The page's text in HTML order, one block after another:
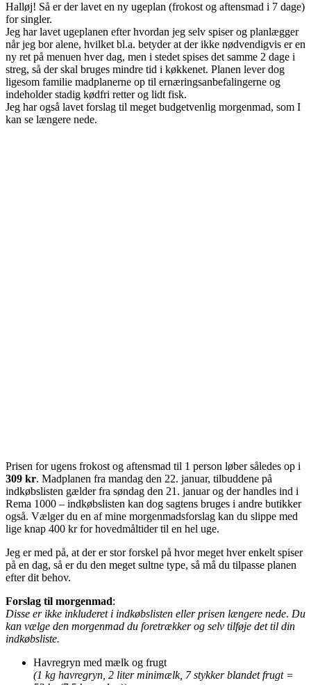
Halløj! Så er der lavet en ny ugeplan (frokost og aftensmad i 7 dage)
for singler.
Jeg har lavet ugeplanen efter hvordan jeg selv spiser og planlægger
når jeg bor alene, hvilket bl.a. betyder at der ikke nødvendigvis er en
ny ret på menuen hver dag, men i stedet spises det samme 2 dage i
streg, så der skal bruges mindre tid i køkkenet. Planen lever dog
ligesom familie madplanerne op til ernæringsanbefalingerne og
indeholder stadig kødfri retter og lidt fisk.
Jeg har også lavet forslag til meget budgetvenlig morgenmad, som I
kan se længere nede.
Prisen for ugens frokost og aftensmad til 1 person løber således op i
309 kr. Madplanen fra mandag den 22. januar, tilbuddene på
indkøbslisten gælder fra søndag den 21. januar og der handles ind i
Rema 1000 – indkøbslisten kan dog sagtens bruges i andre butikker
også. Vælger du en af mine morgenmadsforslag kan du slippe med
lige knap 400 kr for hovedmåltider til en hel uge.
Jeg er med på, at der er stor forskel på hvor meget hver enkelt spiser
på en dag, så er du den meget sultne type, så må du tilpasse planen
efter dit behov.
Forslag til morgenmad:
Disse er ikke inkluderet i indkøbslisten eller prisen længere nede. Du
kan vælge den morgenmad du foretrækker og selv tilføje det til din
indkøbsliste.
Havregryn med mælk og frugt
(1 kg havregryn, 2 liter minimælk, 7 stykker blandet frugt =